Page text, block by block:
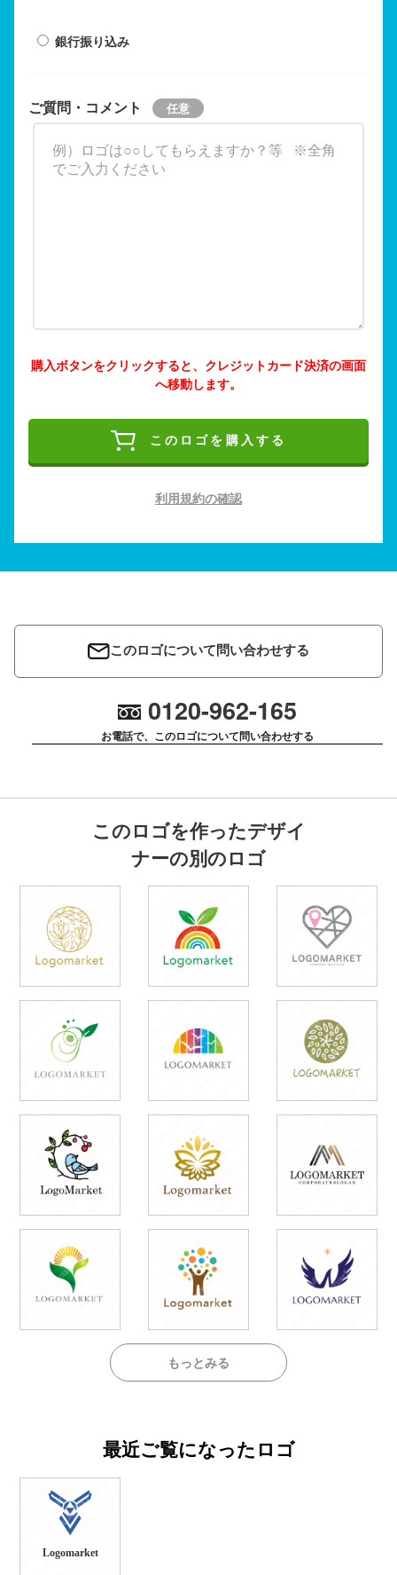
銀行振り込み
ご質問・コメント
購入ボタンをクリックすると、クレジットカード決済の画面
へ移動します。
このロゴを購入する
利用規約の確認
このロゴについて問い合わせする
0120-962-165
お電話で、このロゴについて問い合わせする
このロゴを作ったデザイ
ナーの別のロゴ
もっとみる
最近ご覧になったロゴ
Logomarket